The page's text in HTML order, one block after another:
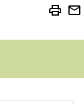
print mail